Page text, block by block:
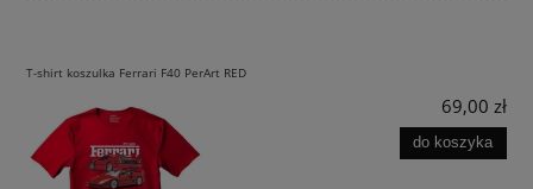
T-shirt koszulka Ferrari F40 PerArt RED
69,00 zł
do koszyka